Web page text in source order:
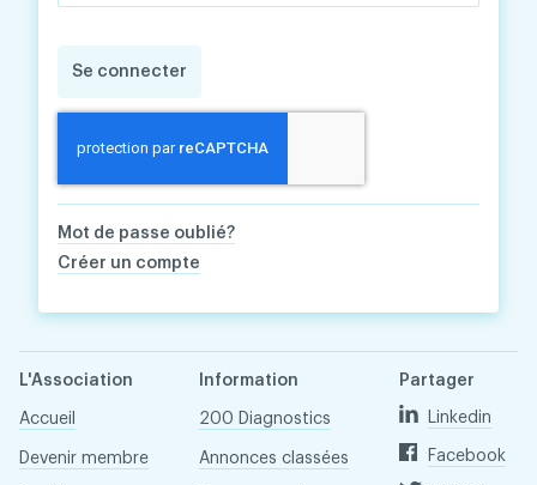
Se connecter
Mot de passe oublié?
Créer un compte
L'Association
Accueil
Devenir membre
Information
200 Diagnostics
Annonces classées
Partager
Linkedin
Facebook